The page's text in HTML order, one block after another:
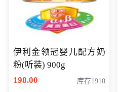
伊利金领冠婴儿配方奶
粉(听装) 900g
198.00
库存1910